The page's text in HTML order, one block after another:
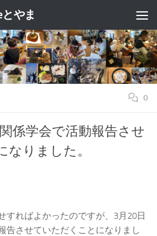
やま
0
係学会で活動報告させ
りました。
すればよかったのですが、3月20日
告させていただくことになりまし